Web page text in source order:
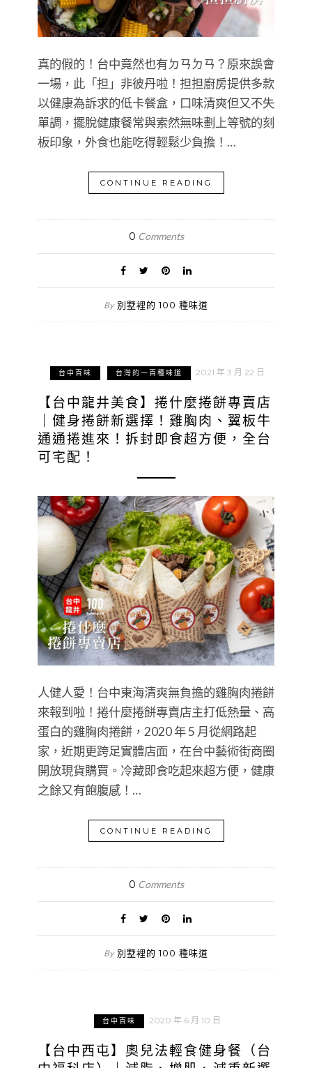
真的假的！台中竟然也有ㄉㄢㄉㄢ？原來誤會
一場，此「担」非彼丹啦！担担廚房提供多款
以健康為訴求的低卡餐盒，口味清爽但又不失
單調，擺脫健康餐常與索然無味劃上等號的刻
板印象，外食也能吃得輕鬆少負擔！…
CONTINUE READING
0 Comments
By 別墅裡的 100 種味道
台中百味 台灣的一百種味道 2021 年 3 月 22 日
【台中龍井美食】捲什麼捲餅專賣店
｜健身捲餅新選擇！雞胸肉、翼板牛
通通捲進來！拆封即食超方便，全台
可宅配！
人健人愛！台中東海清爽無負擔的雞胸肉捲餅
來報到啦！捲什麼捲餅專賣店主打低熱量、高
蛋白的雞胸肉捲餅，2020 年 5 月從網路起
家，近期更跨足實體店面，在台中藝術街商圈
開放現貨購買。冷藏即食吃起來超方便，健康
之餘又有飽腹感！…
CONTINUE READING
0 Comments
By 別墅裡的 100 種味道
台中百味 2020 年 6 月 10 日
【台中西屯】奧兒法輕食健身餐（台